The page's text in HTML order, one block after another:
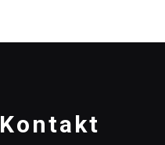
Kontakt